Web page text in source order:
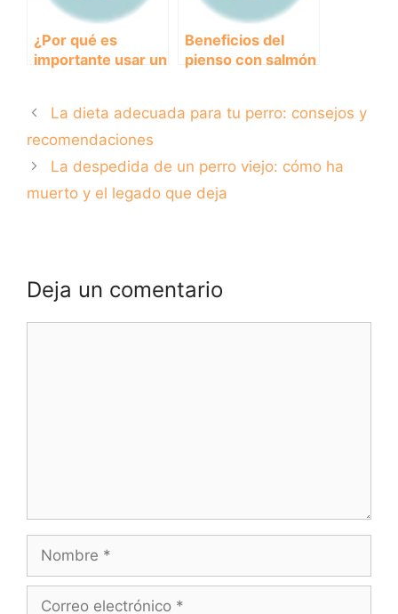
¿Por qué es
importante usar un
Beneficios del
pienso con salmón
La dieta adecuada para tu perro: consejos y
recomendaciones
La despedida de un perro viejo: cómo ha
muerto y el legado que deja
Deja un comentario